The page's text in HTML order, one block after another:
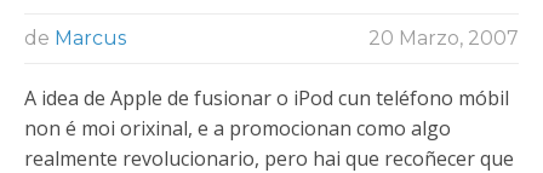
de Marcus 20 Marzo, 2007
A idea de Apple de fusionar o iPod cun teléfono móbil
non é moi orixinal, e a promocionan como algo
realmente revolucionario, pero hai que recoñecer que